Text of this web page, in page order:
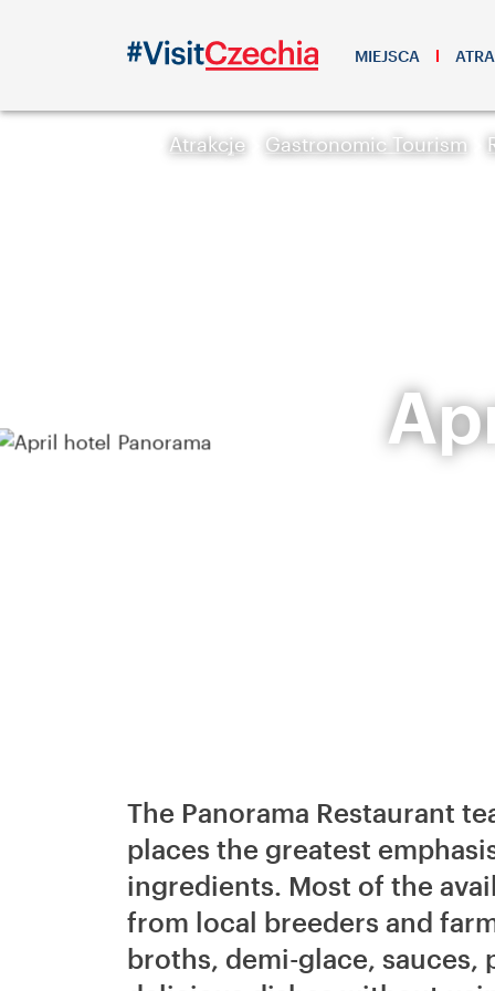
MIEJSCA
Atrakcje Gastronomic Tourism
The Panorama Restaurant
places the greatest
ingredients. Most of the
from local breeders and
broths, demi-glace, sauces,